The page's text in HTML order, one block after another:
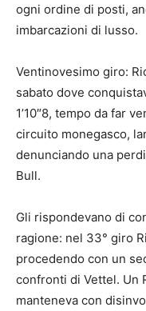
ogni ordine di posti,
imbarcazioni di lusso.
Ventinovesimo giro:
sabato dove
1’10″8, tempo da far
circuito monegasco,
denunciando una
Bull.
Gli rispondevano di
ragione: nel 33° giro
procedendo con un
confronti di Vettel. Un
manteneva con